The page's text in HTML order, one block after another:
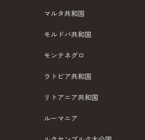
マルタ共和国
モルドバ共和国
モンテネグロ
ラトビア共和国
リトアニア共和国
ルーマニア